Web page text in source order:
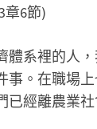
章6節)
系裡的人
事。在職場
已經離農業